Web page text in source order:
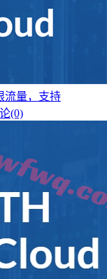
流量，支持
(0)